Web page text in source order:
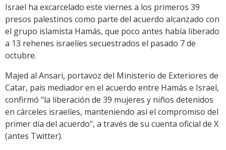
Link
Israel ha excarcelado este viernes a los primeros 39
presos palestinos como parte del acuerdo alcanzado con
el grupo islamista Hamás, que poco antes había liberado
a 13 rehenes israelíes secuestrados el pasado 7 de
octubre.
Majed al Ansari, portavoz del Ministerio de Exteriores de
Catar, país mediador en el acuerdo entre Hamás e Israel,
confirmó "la liberación de 39 mujeres y niños detenidos
en cárceles israelíes, manteniendo así el compromiso del
primer día del acuerdo", a través de su cuenta oficial de X
(antes Twitter).